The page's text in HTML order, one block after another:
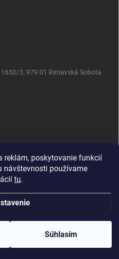
reklám, poskytovanie funkcií
návštevnosti používame
tu.
Súhlasím
3, 979 01 Rimavská Sobota
údajov
Obchodné podmienky
Vytvoril Shoptet
. Všetky práva vyhradené.Upraviť